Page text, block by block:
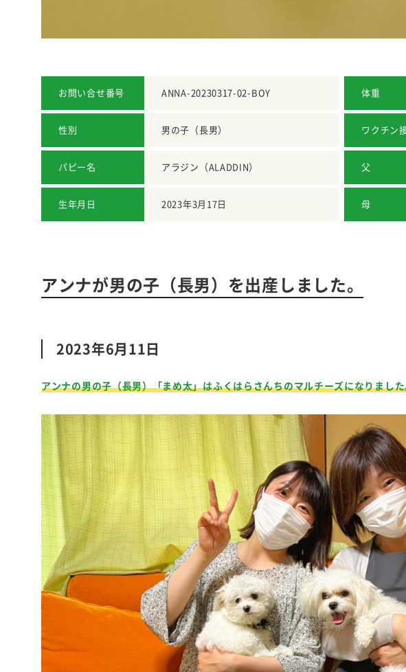
お問い合せ番号 ANNA-20230317-02-BOY
性別 男の子（長男）
パピー名 アラジン（ALADDIN）
生年月日 2023年3月17日
体重
ワクチン
父
母
アンナが男の子（長男）を出産しました。
2023年6月11日
アンナの男の子（長男）「まめ太」はふくはらさんちのマルチーズになりまし